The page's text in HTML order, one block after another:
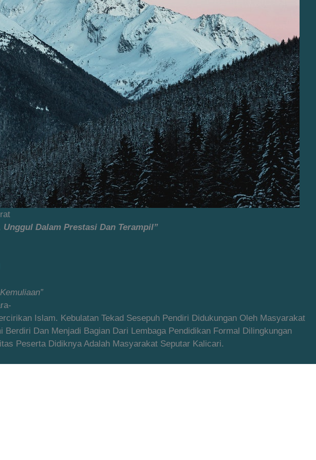
Dalam Prestasi Dan Terampil”
Islam. Kebulatan Tekad Sesepuh Pendiri Didukungan Oleh Masyarakat
Dan Menjadi Bagian Dari Lembaga Pendidikan Formal Dilingkungan
Peserta Didiknya Adalah Masyarakat Seputar Kalicari.